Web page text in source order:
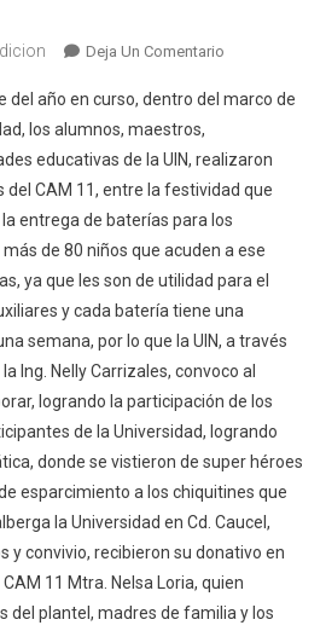
Deja Un ComentarioEn
Universidad
Del
Norte
Campus
Mérida,
Realiza
Del
Centro
De
Atención
Múltiple
Cam
11
Audiológico
del año en curso, dentro del marco de
los alumnos, maestros,
educativas de la UIN, realizaron
del CAM 11, entre la festividad que
entrega de baterías para los
de 80 niños que acuden a ese
ya que les son de utilidad para el
y cada batería tiene una
semana, por lo que la UIN, a través
Ing. Nelly Carrizales, convoco al
logrando la participación de los
de la Universidad, logrando
donde se vistieron de super héroes
esparcimiento a los chiquitines que
la Universidad en Cd. Caucel,
y convivio, recibieron su donativo en
11 Mtra. Nelsa Loria, quien
del plantel, madres de familia y los